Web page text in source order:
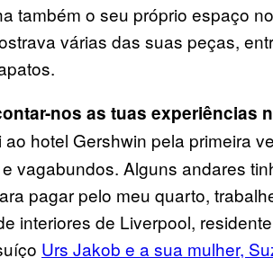
também o seu próprio espaço
várias das suas peças,
nos as tuas experiências
ao hotel Gershwin pela primeira
vagabundos. Alguns andares
pagar pelo meu quarto,
interiores de Liverpool,
Urs Jakob e a sua mulher,